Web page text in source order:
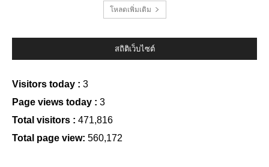
โหลดเพิ่มเติม
สถิติเว็บไซต์
Visitors today : 3
Page views today : 3
Total visitors : 471,816
Total page view: 560,172